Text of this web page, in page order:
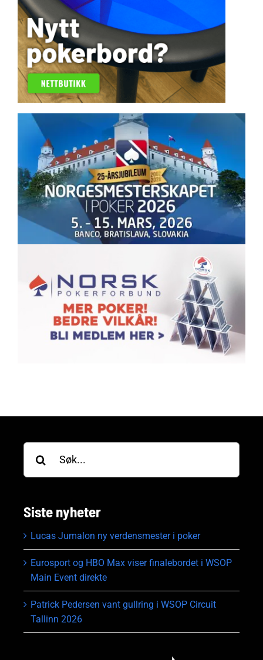
Søk
etter:
Siste nyheter
Lucas Jumalon ny verdensmester i poker
Eurosport og HBO Max viser finalebordet i WSOP
Main Event direkte
Patrick Pedersen vant gullring i WSOP Circuit
Tallinn 2026